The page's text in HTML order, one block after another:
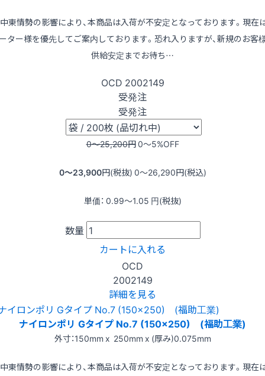
東情勢の影響により、本商品は入荷が不安定となっております。現在
ター様を優先してご案内しております。恐れ入りますが、新規のお客
供給安定までお待ち…
OCD 2002149
受発注
受発注
0〜25,200円0〜5%OFF
0〜23,900円(税抜) 0〜26,290円(税込)
単価： 0.99〜1.05 円(税抜)
数量
カートに入れる
OCD
2002149
詳細を見る
ナイロンポリ Gタイプ No.7 (150x250) (福助工業)
外寸：150mm x 250mm x (厚み)0.075mm
東情勢の影響により、本商品は入荷が不安定となっております。現在